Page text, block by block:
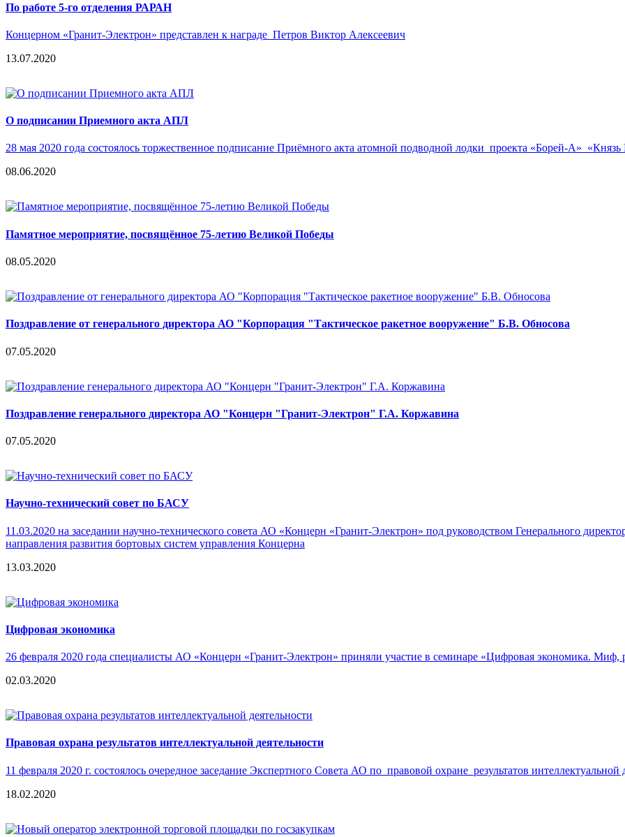
По работе 5-го отделения РАРАН
Концерном «Гранит-Электрон» представлен к награде Петров Виктор Алексеевич
13.07.2020
О подписании Приемного акта АПЛ
28 мая 2020 года состоялось торжественное подписание Приёмного акта атомной подводной лодки проекта «Борей-А»
08.06.2020
Памятное мероприятие, посвящённое 75-летию Великой Победы
08.05.2020
Поздравление от генерального директора АО "Корпорация "Тактическое ракетное вооружение" Б.В. Обносова
07.05.2020
Поздравление генерального директора АО "Концерн "Гранит-Электрон" Г.А. Коржавина
07.05.2020
Научно-технический совет по БАСУ
11.03.2020 на заседании научно-технического совета АО «Концерн «Гранит-Электрон» под руководством Генерального
направления развития бортовых систем управления Концерна
13.03.2020
Цифровая экономика
26 февраля 2020 года специалисты АО «Концерн «Гранит-Электрон» приняли участие в семинаре «Цифровая экономика. Миф,
02.03.2020
Правовая охрана результатов интеллектуальной деятельности
11 февраля 2020 г. состоялось очередное заседание Экспертного Совета АО по правовой охране результатов интеллектуальной
18.02.2020